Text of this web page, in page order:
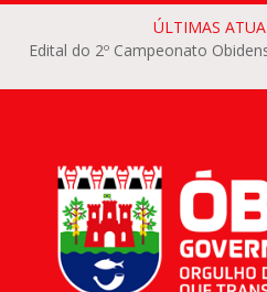
ÚLTIMAS
Edital do 2º Campeonato